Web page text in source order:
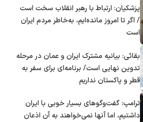
پزشکیان: ارتباط با رهبر انقلاب سخت است
/ اگر تا امروز مانده‌ایم، به‌خاطر مردم ایران
است
بقائی: بیانیه مشترک ایران و عمان در مرحله
تدوین نهایی است/ برنامه‌ای برای سفر به
قطر و پاکستان نداریم
ترامپ: گفت‌و‌گو‌های بسیار خوبی با ایران
داشتیم، اما آنها نمی‌خواهند به آن اذعان